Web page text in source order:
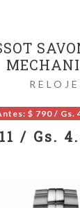
$ 790 / Gs.
/ Gs.